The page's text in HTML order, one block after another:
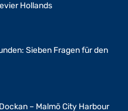
Hollands
Sieben Fragen für den
– Malmö City Harbour